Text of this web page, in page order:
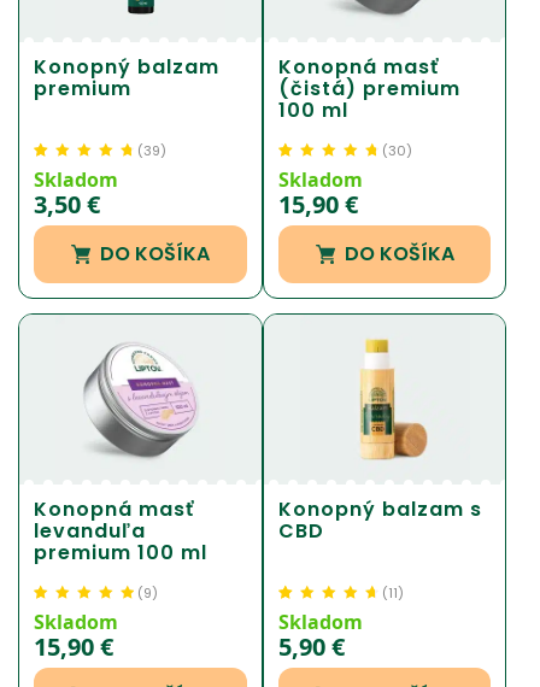
Konopný balzam
premium
Hodnotenie
z 5 na základe
39
zákazníckej
recenzie
(39)
Skladom
3,50€
DO KOŠÍKA
Konopná masť
(čistá) premium
100 ml
Hodnotenie
z 5 na základe
30
zákazníckej
recenzie
(30)
Skladom
15,90€
DO KOŠÍKA
Konopná masť
levanduľa
premium 100 ml
Hodnotenie
z 5 na základe
9
zákazníckej
(9)
Skladom
15,90€
Konopný balzam s
CBD
Hodnotenie
z 5 na základe
11
zákazníckej
(11)
Skladom
5,90€